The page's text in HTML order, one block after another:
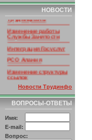
НОВОСТИ
Умер основатель
Трудинфо.RU
Изменение работы
Службы Занятости
Интеграция Госуслуг
РСО Алания
Изменение структуры
ссылок
Новости Трудинфо
ВОПРОСЫ-ОТВЕТЫ
Имя:
E-mail:
Вопрос: